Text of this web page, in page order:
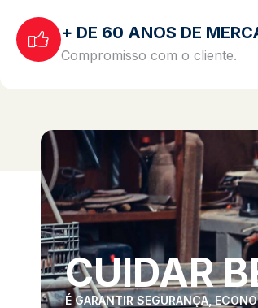
+ DE 60 ANOS DE
Compromisso com o cliente.
CUIDAR
É GARANTIR SEGURANÇA,